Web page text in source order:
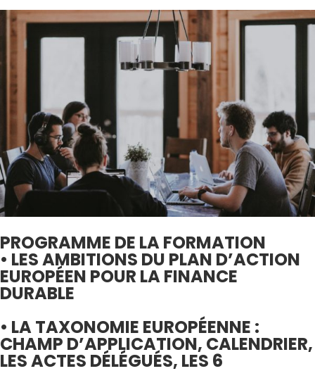
PROGRAMME DE LA FORMATION
• LES AMBITIONS DU PLAN D’ACTION
EUROPÉEN POUR LA FINANCE
DURABLE
• LA TAXONOMIE EUROPÉENNE :
CHAMP D’APPLICATION, CALENDRIER,
LES ACTES DÉLÉGUÉS, LES 6